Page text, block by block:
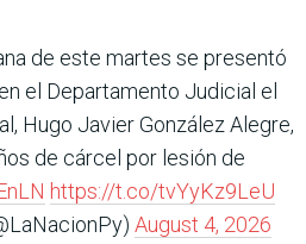
de este martes se presentó
el Departamento Judicial el
Hugo Javier González Alegre,
de cárcel por lesión de
https://t.co/tvYyKz9LeU
August 4, 2026